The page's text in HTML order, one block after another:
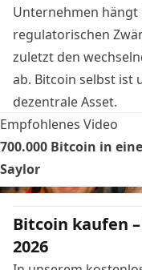
Unternehmen hängt
regulatorischen
zuletzt den
ab. Bitcoin selbst ist
dezentrale Asset.
Empfohlenes Video
700.000 Bitcoin in
Saylor
Bitcoin kaufen
2026